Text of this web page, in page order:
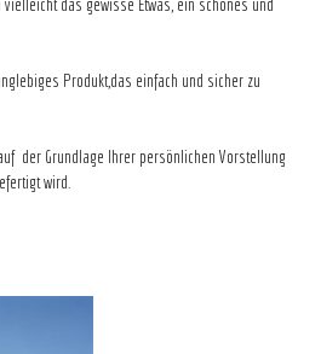
das gewisse Etwas, ein schönes und
Produkt,das einfach und sicher zu
der Grundlage Ihrer persönlichen Vorstellung
wird.